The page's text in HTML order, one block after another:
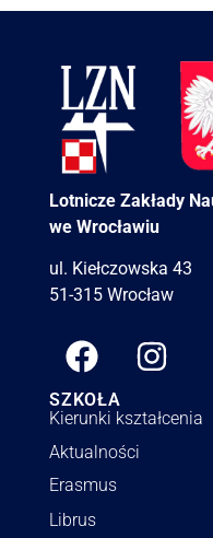
Lotnicze Zakłady
we Wrocławiu
ul. Kiełczowska 43
51-315 Wrocław
SZKOŁA
Kierunki kształcenia
Aktualności
Erasmus
Librus